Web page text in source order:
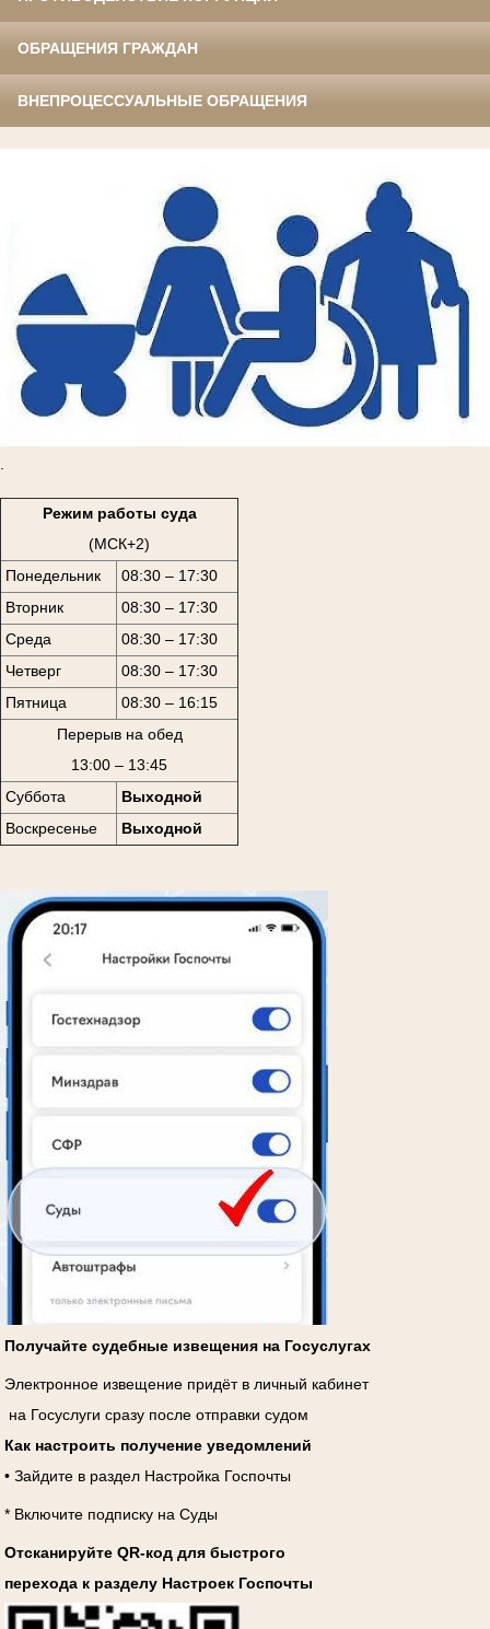
ОБРАЩЕНИЯ ГРАЖДАН
ВНЕПРОЦЕССУАЛЬНЫЕ ОБРАЩЕНИЯ
Режим работы суда
(МСК+2)
Понедельник
08:30 – 17:30
Вторник
08:30 – 17:30
Среда
08:30 – 17:30
Четверг
08:30 – 17:30
Пятница
08:30 – 16:15
Перерыв на обед
13:00 – 13:45
Суббота
Выходной
Воскресенье
Выходной
Получайте судебные извещения на Госуслугах
Электронное извещение придёт в личный кабинет
на Госуслуги сразу после отправки судом
Как настроить получение уведомлений
• Зайдите в раздел Настройка Госпочты
* Включите подписку на Суды
Отсканируйте QR-код для быстрого
перехода к разделу Настроек Госпочты